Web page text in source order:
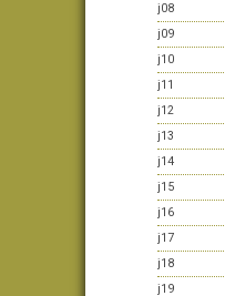
j08
j09
j10
j11
j12
j13
j14
j15
j16
j17
j18
j19